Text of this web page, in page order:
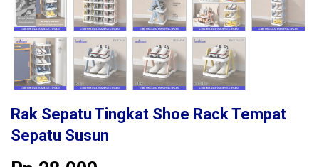
Rak Sepatu Tingkat Shoe Rack Tempat
Sepatu Susun